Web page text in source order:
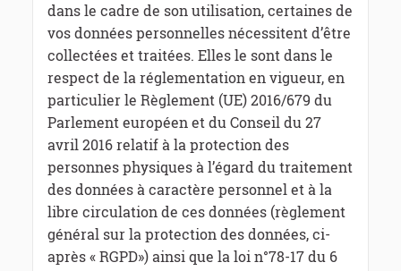
dans le cadre de son utilisation, certaines de
vos données personnelles nécessitent d’être
collectées et traitées. Elles le sont dans le
respect de la réglementation en vigueur, en
particulier le Règlement (UE) 2016/679 du
Parlement européen et du Conseil du 27
avril 2016 relatif à la protection des
personnes physiques à l’égard du traitement
des données à caractère personnel et à la
libre circulation de ces données (règlement
général sur la protection des données, ci-
après « RGPD») ainsi que la loi n°78-17 du 6